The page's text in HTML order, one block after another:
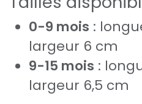
0-9 mois :
largeur 6 cm
9-15 mois :
largeur 6,5 cm